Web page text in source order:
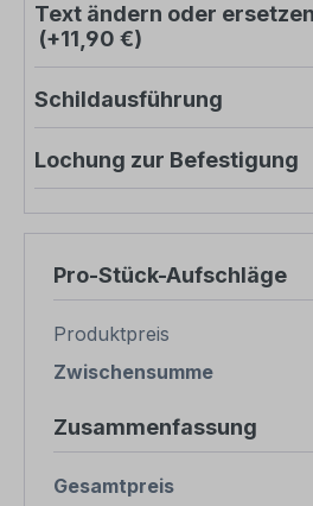
Text ändern oder ersetzen
(+11,90 €)
Schildausführung
Lochung zur Befestigung
Pro-Stück-Aufschläge
Produktpreis
Zwischensumme
Zusammenfassung
Gesamtpreis